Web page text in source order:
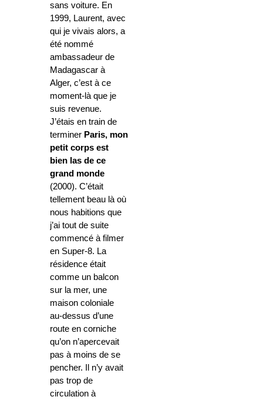
sans voiture. En
1999, Laurent, avec
qui je vivais alors, a
été nommé
ambassadeur de
Madagascar à
Alger, c’est à ce
moment-là que je
suis revenue.
J’étais en train de
terminer Paris, mon
petit corps est
bien las de ce
grand monde
(2000). C’était
tellement beau là où
nous habitions que
j’ai tout de suite
commencé à filmer
en Super-8. La
résidence était
comme un balcon
sur la mer, une
maison coloniale
au-dessus d’une
route en corniche
qu’on n’apercevait
pas à moins de se
pencher. Il n’y avait
pas trop de
circulation à